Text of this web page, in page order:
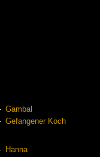
Gambal
Gefangener Koch
Hanna